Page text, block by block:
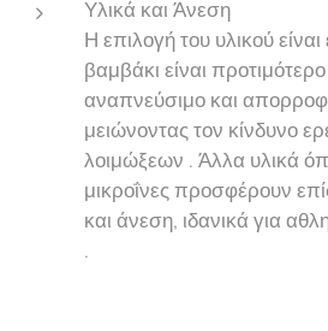
Υλικά και Άνεση
Η επιλογή του υλικού
βαμβάκι είναι
αναπνεύσιμο και
μειώνοντας τον κίνδυνο
λοιμώξεων . Άλλα υλικά
μικροΐνες προσφέρουν
και άνεση, ιδανικά για
.